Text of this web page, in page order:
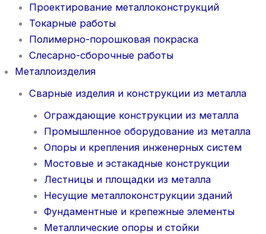
Проектирование металлоконструкций
Токарные работы
Полимерно-порошковая покраска
Слесарно-сборочные работы
Металлоизделия
Сварные изделия и конструкции из металла
Ограждающие конструкции из металла
Промышленное оборудование из металла
Опоры и крепления инженерных систем
Мостовые и эстакадные конструкции
Лестницы и площадки из металла
Несущие металлоконструкции зданий
Фундаментные и крепежные элементы
Металлические опоры и стойки